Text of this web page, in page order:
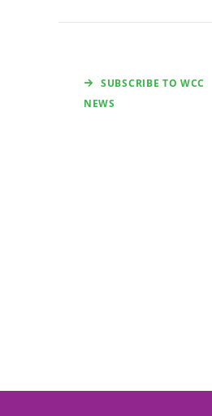
SUBSCRIBE TO WCC
NEWS